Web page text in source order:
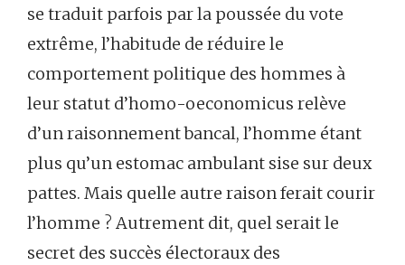
se traduit parfois par la poussée du vote
extrême, l’habitude de réduire le
comportement politique des hommes à
leur statut d’homo-oeconomicus relève
d’un raisonnement bancal, l’homme étant
plus qu’un estomac ambulant sise sur deux
pattes. Mais quelle autre raison ferait courir
l’homme ? Autrement dit, quel serait le
secret des succès électoraux des